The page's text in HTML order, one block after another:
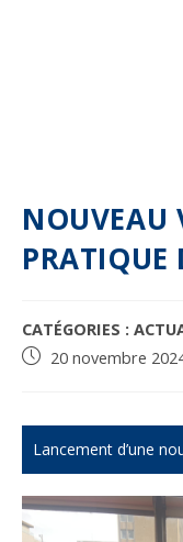
NOUVEAU
PRATIQUE
POST
CATEGORY:
CATÉGORIES :
Publication
20 novembre
Lancement d’une